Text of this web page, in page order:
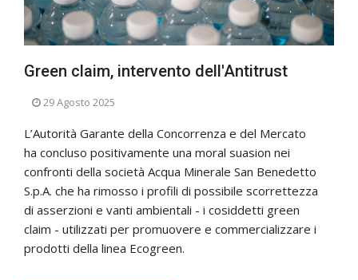
Green claim, intervento dell'Antitrust
29 Agosto 2025
L’Autorità Garante della Concorrenza e del Mercato
ha concluso positivamente una moral suasion nei
confronti della società Acqua Minerale San Benedetto
S.p.A. che ha rimosso i profili di possibile scorrettezza
di asserzioni e vanti ambientali - i cosiddetti green
claim - utilizzati per promuovere e commercializzare i
prodotti della linea Ecogreen.